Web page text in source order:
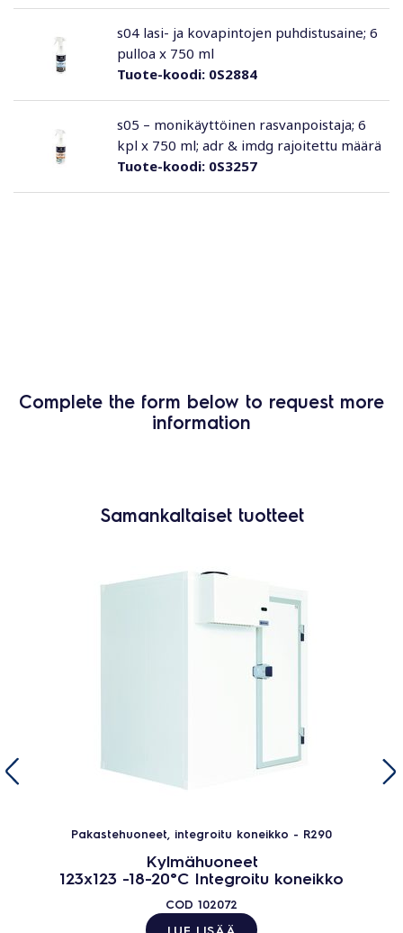
Tuote-koodi:0S2884
s04 lasi- ja kovapintojen puhdistusaine; 6
pulloa x 750 ml
Tuote-koodi:0S3257
s05 – monikäyttöinen rasvanpoistaja; 6
kpl x 750 ml; adr & imdg rajoitettu määrä
Complete the form below to request more
information
Samankaltaiset tuotteet
Pakastehuoneet, integroitu koneikko - R290
Kylmähuoneet
123x123 -18-20°C Integroitu koneikko
COD 102072
LUE LISÄÄ